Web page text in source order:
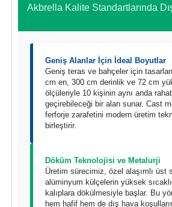
Akbrella Kalite Standartlarında
Geniş Alanlar İçin İdeal Boyutlar
Geniş teras ve bahçeler için
cm en, 300 cm derinlik ve 72 cm
ölçüleriyle 10 kişinin aynı anda
geçirebileceği bir alan sunar. Cast
ferforje zarafetini modern üretim
birleştirir.
Döküm Teknolojisi ve Metalurji
Üretim sürecimiz, özel alaşımlı üst
alüminyum külçelerin yüksek
kalıplara dökülmesiyle başlar. Bu
hem hafif hem de dış hava